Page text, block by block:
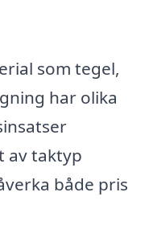
som tegel,
har olika
av taktyp
både pris